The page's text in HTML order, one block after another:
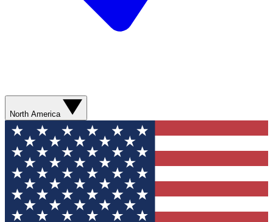
North America